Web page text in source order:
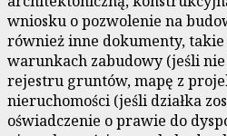
wniosku o pozwolenie na
również inne dokumenty, takie
warunkach zabudowy (jeśli nie
rejestru gruntów, mapę z
nieruchomości (jeśli działka
oświadczenie o prawie do